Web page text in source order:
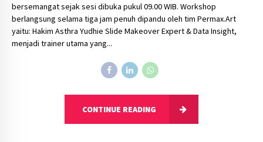
bersemangat sejak sesi dibuka pukul 09.00 WIB. Workshop
berlangsung selama tiga jam penuh dipandu oleh tim Permax.Art
yaitu: Hakim Asthra Yudhie Slide Makeover Expert & Data Insight,
menjadi trainer utama yang...
CONTINUE READING